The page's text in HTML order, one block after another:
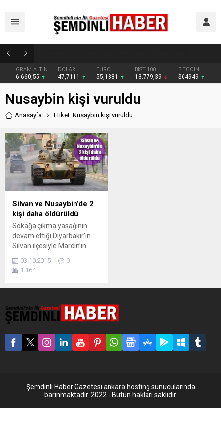
GRAM ALTIN
6.660,55
DOLAR
47,7111
EURO
55,1881
BIST 100
13.779,39
BITCOIN
$64949
Nusaybin kişi vuruldu
Anasayfa Etiket: Nusaybin kişi vuruldu
Silvan ve Nusaybin’de 2
kişi daha öldürüldü
Sokağa çıkma yasağının
devam ettiği Diyarbakır’ın
Silvan ilçesiyle Mardin’in
daha öldürüldüğü belirtildi.
Diyarbakır’ın Silvan ilçesiyle
Haber Ajansı’nın (DİHA)
haberine göre, dün Konak
Mahallesi Dicle Caddesi
üzerindeki yaralıları almaya
gittiği sırada bir yurttaşın
03.10.2015
0
1.164
Şemdinli Haber Gazetesi ankara hosting sunucularında
barınmaktadır. 2022 - Bütün hakları saklıdır.